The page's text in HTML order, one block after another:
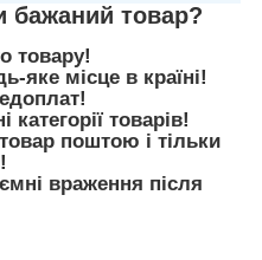
бажаний товар?
товару!
яке місце в країні!
категорії товарів!
поштою і тільки
враження після